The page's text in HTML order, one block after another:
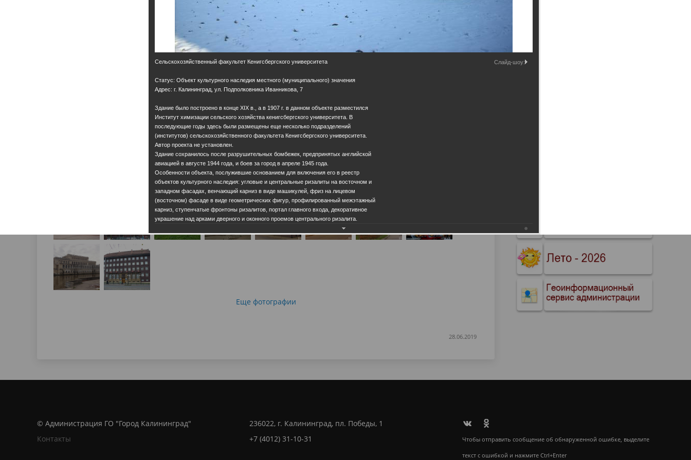
Еще фотографии
28.06.2019
© Администрация ГО "Город Калининград"
Контакты
236022, г. Калининград, пл. Победы, 1
+7 (4012) 31-10-31
Чтобы отправить сообщение об обнаруженной ошибке, выделите
текст с ошибкой и нажмите Ctrl+Enter
Сельскохозяйственный факультет Кенигсбергского университета
Статус: Объект культурного наследия местного (муниципального) значения
Адрес: г. Калининград, ул. Подполковника Иванникова, 7
Здание было построено в конце XIX в., а в 1907 г. в данном объекте разместился
Институт химизации сельского хозяйства кенигсбергского университета. В
последующие годы здесь были размещены еще несколько подразделений
(институтов) сельскохозяйственного факультета Кенигсбергского университета.
Автор проекта не установлен.
Здание сохранилось после разрушительных бомбежек, предпринятых английской
авиацией в августе 1944 года, и боев за город в апреле 1945 года.
Особенности объекта, послужившие основанием для включения его в реестр
объектов культурного наследия: угловые и центральные ризалиты на восточном и
западном фасадах, венчающий карниз в виде машикулей, фриз на лицевом
(восточном) фасаде в виде геометрических фигур, профилированный межэтажный
карниз, ступенчатые фронтоны ризалитов, портал главного входа, декоративное
украшение над арками дверного и оконного проемов центрального ризалита.
Слайд-шоу: